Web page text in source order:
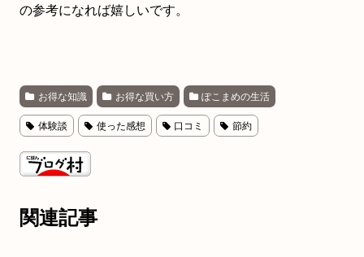
の参考になれば嬉しいです。
お得な知識 お得な買い方 ぽこまめの生活
体験談 使った感想 口コミ 節約
関連記事